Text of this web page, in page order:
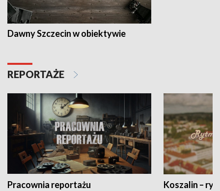
Dawny Szczecin w obiektywie
REPORTAŻE
Pracownia reportażu Koszalin –